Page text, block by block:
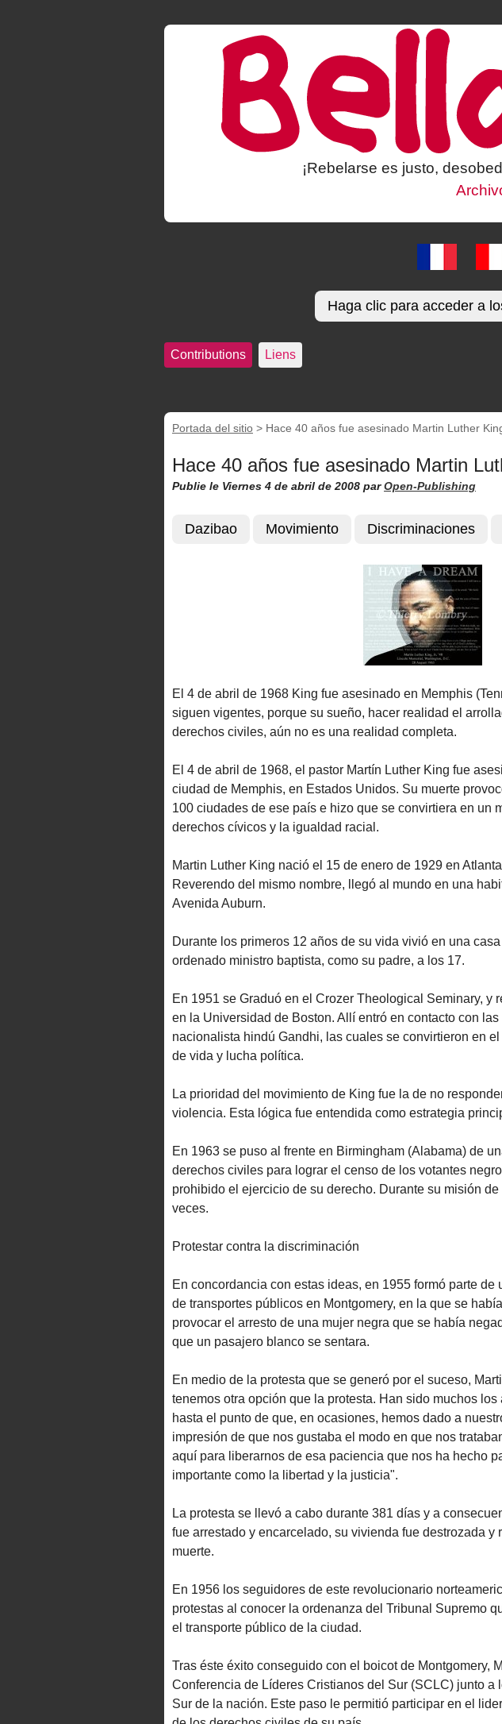
¡Rebelarse es justo,
Haga clic para acceder a
Contributions Liens
Portada del sitio > Hace 40 años fue asesinado Martin Luther
Hace 40 años fue asesinado Martin
Publie le Viernes 4 de abril de 2008 parOpen-Publishing
Dazibao Movimiento Discriminaciones
El 4 de abril de 1968 King fue asesinado en Memphis
siguen vigentes, porque su sueño, hacer realidad el
derechos civiles, aún no es una realidad completa.
El 4 de abril de 1968, el pastor Martín Luther King fue
ciudad de Memphis, en Estados Unidos. Su muerte
100 ciudades de ese país e hizo que se convirtiera en un
derechos cívicos y la igualdad racial.
Martin Luther King nació el 15 de enero de 1929 en
Reverendo del mismo nombre, llegó al mundo en una
Avenida Auburn.
Durante los primeros 12 años de su vida vivió en una
ordenado ministro baptista, como su padre, a los 17.
En 1951 se Graduó en el Crozer Theological Seminary, y
en la Universidad de Boston. Allí entró en contacto con
nacionalista hindú Gandhi, las cuales se convirtieron en
de vida y lucha política.
La prioridad del movimiento de King fue la de no
violencia. Esta lógica fue entendida como estrategia
En 1963 se puso al frente en Birmingham (Alabama) de
derechos civiles para lograr el censo de los votantes
prohibido el ejercicio de su derecho. Durante su misión
veces.
Protestar contra la discriminación
En concordancia con estas ideas, en 1955 formó parte de
de transportes públicos en Montgomery, en la que se
provocar el arresto de una mujer negra que se había
que un pasajero blanco se sentara.
En medio de la protesta que se generó por el suceso,
tenemos otra opción que la protesta. Han sido muchos
hasta el punto de que, en ocasiones, hemos dado a
impresión de que nos gustaba el modo en que nos
aquí para liberarnos de esa paciencia que nos ha hecho
importante como la libertad y la justicia".
La protesta se llevó a cabo durante 381 días y a
fue arrestado y encarcelado, su vivienda fue destrozada y
muerte.
En 1956 los seguidores de este revolucionario
protestas al conocer la ordenanza del Tribunal Supremo
el transporte público de la ciudad.
Tras éste éxito conseguido con el boicot de Montgomery,
Conferencia de Líderes Cristianos del Sur (SCLC) junto a
Sur de la nación. Este paso le permitió participar en el